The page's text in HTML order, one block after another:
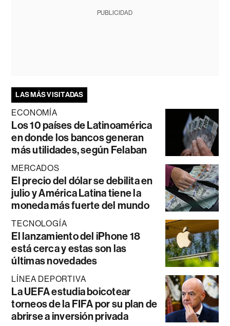
PUBLICIDAD
LAS MÁS VISITADAS
ECONOMÍA
Los 10 países de Latinoamérica
en donde los bancos generan
más utilidades, según Felaban
MERCADOS
El precio del dólar se debilita en
julio y América Latina tiene la
moneda más fuerte del mundo
TECNOLOGÍA
El lanzamiento del iPhone 18
está cerca y estas son las
últimas novedades
LÍNEA DEPORTIVA
La UEFA estudia boicotear
torneos de la FIFA por su plan de
abrirse a inversión privada